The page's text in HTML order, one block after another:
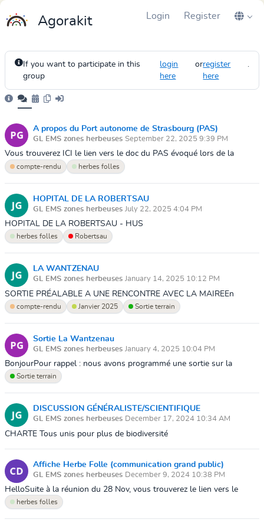
Agorakit Login Register
If you want to participate in this
group
login
here
orregister
here
.
A propos du Port autonome de Strasbourg (PAS)
GL EMS zones herbeuses September 22, 2025 9:39 PM
Vous trouverez ICI le lien vers le doc du PAS évoqué lors de la
reunion du 22/09/2025
compte-rendu herbes folles
HOPITAL DE LA ROBERTSAU
GL EMS zones herbeuses July 22, 2025 4:04 PM
HOPITAL DE LA ROBERTSAU - HUS
herbes folles Robertsau
LA WANTZENAU
GL EMS zones herbeuses January 14, 2025 10:12 PM
SORTIE PRÉALABLE A UNE RENCONTRE AVEC LA MAIREEn
présence de Thierry Seibert qui nous a indiqué des espaces mal gérés
compte-rendu Janvier 2025 Sortie terrain
Sortie La Wantzenau
GL EMS zones herbeuses January 4, 2025 10:04 PM
BonjourPour rappel : nous avons programmé une sortie sur la
Wantzenau ce samediJ'ai noté RDV à la salle Fil de l'eau pour
Sortie terrain
DISCUSSION GÉNÉRALISTE/SCIENTIFIQUE
GL EMS zones herbeuses December 17, 2024 10:34 AM
CHARTE Tous unis pour plus de biodiversité
Affiche Herbe Folle (communication grand public)
GL EMS zones herbeuses December 9, 2024 10:38 PM
HelloSuite à la réunion du 28 Nov, vous trouverez le lien vers le
document que je vous ai présenté.Pour rappel le but est d'avoir un
herbes folles